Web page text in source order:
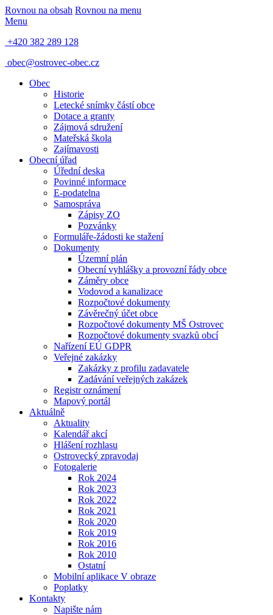
Rovnou na obsah Rovnou na menu
Menu
+420 382 289 128
obec@ostrovec-obec.cz
Obec
Historie
Letecké snímky částí obce
Dotace a granty
Zájmová sdružení
Mateřská škola
Zajímavosti
Obecní úřad
Úřední deska
Povinné informace
E-podatelna
Samospráva
Zápisy ZO
Pozvánky
Formuláře-žádosti ke stažení
Dokumenty
Územní plán
Obecní vyhlášky a provozní řády obce
Záměry obce
Vodovod a kanalizace
Rozpočtové dokumenty
Závěrečný účet obce
Rozpočtové dokumenty MŠ Ostrovec
Rozpočtové dokumenty svazků obcí
Nařízení EÚ GDPR
Veřejné zakázky
Zakázky z profilu zadavatele
Zadávání veřejných zakázek
Registr oznámení
Mapový portál
Aktuálně
Aktuality
Kalendář akcí
Hlášení rozhlasu
Ostrovecký zpravodaj
Fotogalerie
Rok 2024
Rok 2023
Rok 2022
Rok 2021
Rok 2020
Rok 2019
Rok 2016
Rok 2010
Ostatní
Mobilní aplikace V obraze
Poplatky
Kontakty
Napište nám